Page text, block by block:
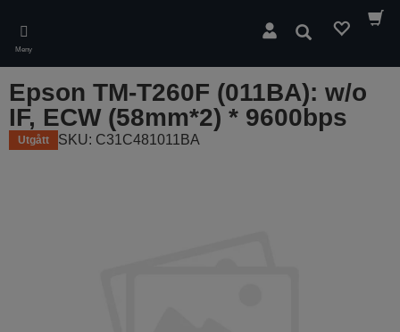
main
content
Meny
Sök
Epson TM-T260F (011BA): w/o
IF, ECW (58mm*2) * 9600bps
Utgått SKU: C31C481011BA